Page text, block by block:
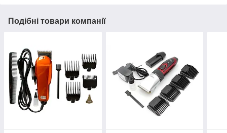
Подібні товари компанії